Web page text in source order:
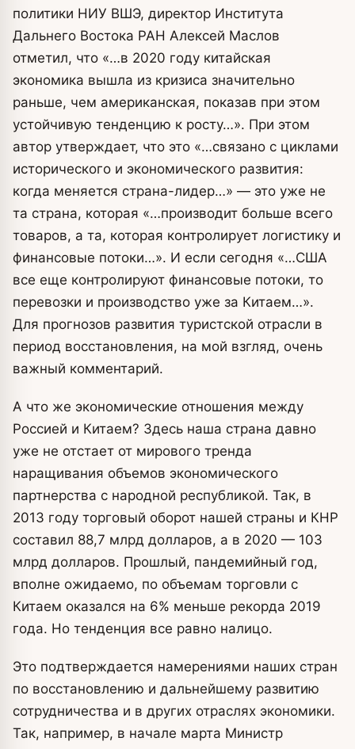
политики НИУ ВШЭ, директор Института
Дальнего Востока РАН Алексей Маслов
отметил, что «…в 2020 году китайская
экономика вышла из кризиса значительно
раньше, чем американская, показав при этом
устойчивую тенденцию к росту…». При этом
автор утверждает, что это «…связано с циклами
исторического и экономического развития:
когда меняется страна-лидер…» — это уже не
та страна, которая «…производит больше всего
товаров, а та, которая контролирует логистику и
финансовые потоки…». И если сегодня «…США
все еще контролируют финансовые потоки, то
перевозки и производство уже за Китаем…».
Для прогнозов развития туристской отрасли в
период восстановления, на мой взгляд, очень
важный комментарий.
А что же экономические отношения между
Россией и Китаем? Здесь наша страна давно
уже не отстает от мирового тренда
наращивания объемов экономического
партнерства с народной республикой. Так, в
2013 году торговый оборот нашей страны и КНР
составил 88,7 млрд долларов, а в 2020 — 103
млрд долларов. Прошлый, пандемийный год,
вполне ожидаемо, по объемам торговли с
Китаем оказался на 6% меньше рекорда 2019
года. Но тенденция все равно налицо.
Это подтверждается намерениями наших стран
по восстановлению и дальнейшему развитию
сотрудничества и в других отраслях экономики.
Так, например, в начале марта Министр